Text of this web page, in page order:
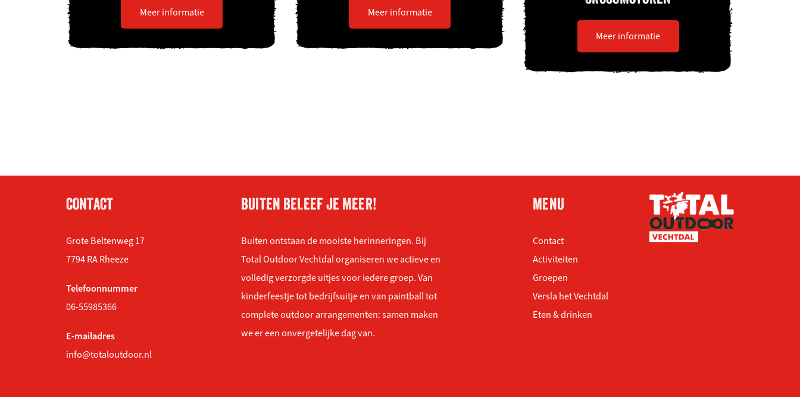
Meer informatie Meer informatie
Meer informatie
CONTACT
Grote Beltenweg 17
7794 RA Rheeze
Telefoonnummer
06-55985366
E-mailadres
info@totaloutdoor.nl
BUITEN BELEEF JE MEER!
Buiten ontstaan de mooiste herinneringen. Bij
Total Outdoor Vechtdal organiseren we actieve en
volledig verzorgde uitjes voor iedere groep. Van
kinderfeestje tot bedrijfsuitje en van paintball tot
complete outdoor arrangementen: samen maken
we er een onvergetelijke dag van.
MENU
Contact
Activiteiten
Groepen
Versla het Vechtdal
Eten & drinken